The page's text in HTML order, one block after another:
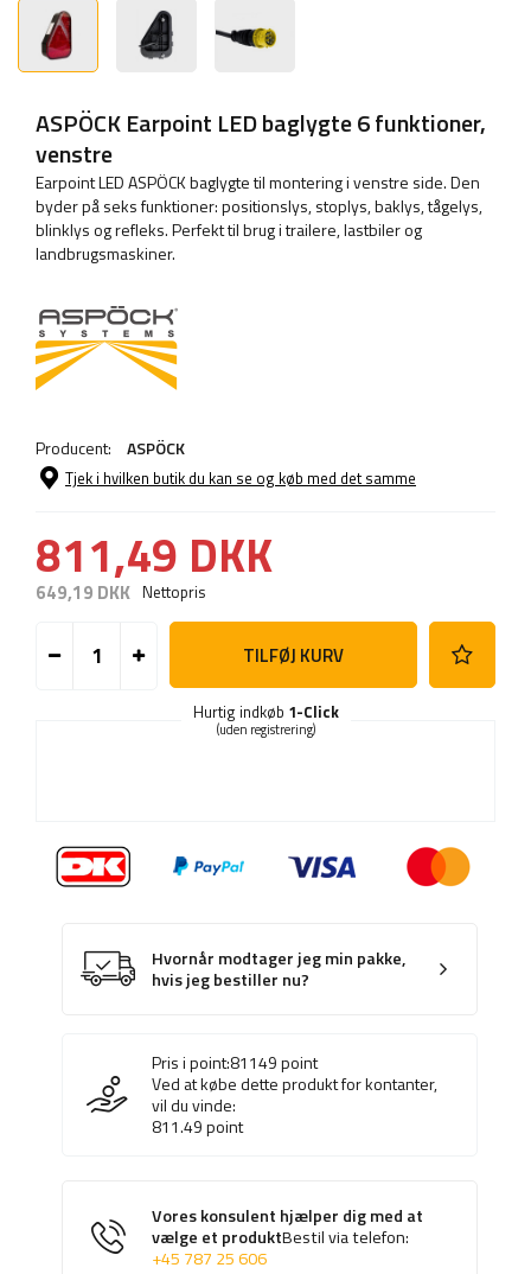
ASPÖCK Earpoint LED baglygte 6 funktioner,
venstre
Earpoint LED ASPÖCK baglygte til montering i venstre side. Den
byder på seks funktioner: positionslys, stoplys, baklys, tågelys,
blinklys og refleks. Perfekt til brug i trailere, lastbiler og
landbrugsmaskiner.
Producent: ASPÖCK
Tjek i hvilken butik du kan se og køb med det samme
811,49 DKK
649,19 DKK Nettopris
TILFØJ KURV
Hurtig indkøb 1-Click
(uden registrering)
Hvornår modtager jeg min pakke,
hvis jeg bestiller nu?
Pris i point:81149point
Ved at købe dette produkt for kontanter,
vil du vinde:
811.49point
Vores konsulent hjælper dig med at
vælge et produktBestil via telefon:
+45 787 25 606